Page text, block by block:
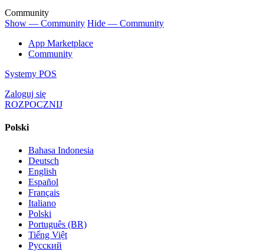
Community
Show — Community Hide — Community
App Marketplace
Community
Systemy POS
Zaloguj się
ROZPOCZNIJ
Polski
Bahasa Indonesia
Deutsch
English
Español
Français
Italiano
Polski
Português (BR)
Tiếng Việt
Русский